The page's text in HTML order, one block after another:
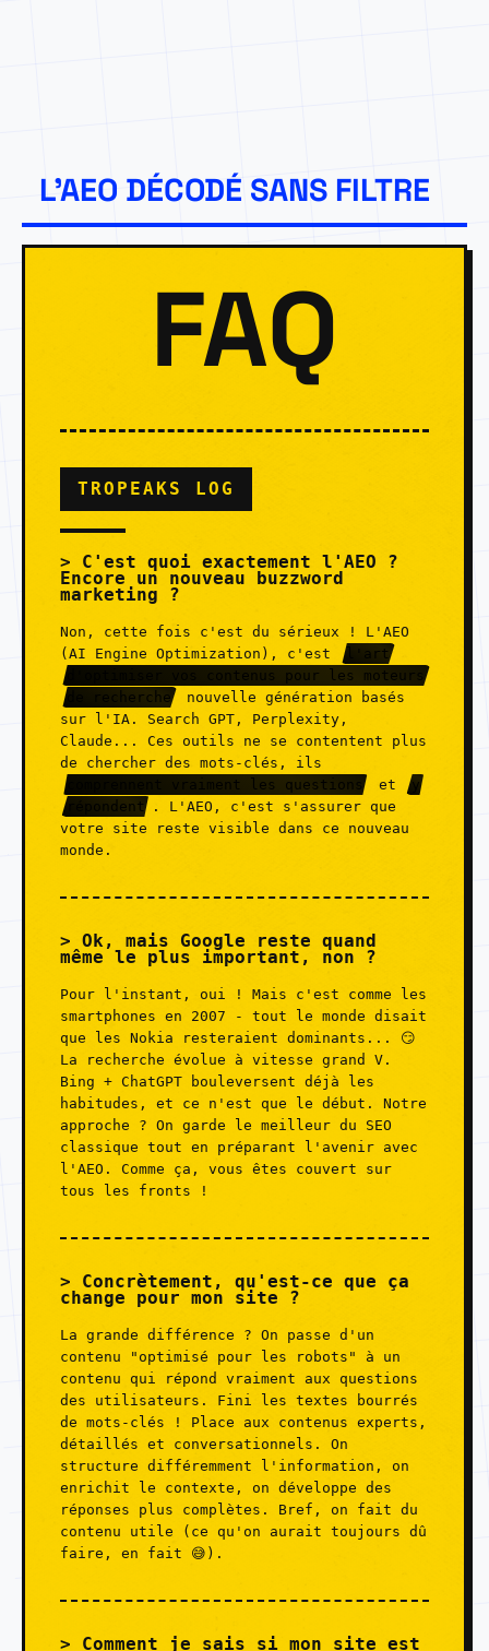
L'AEO DÉCODÉ SANS FILTRE
FAQ
TROPEAKS LOG
C'est quoi exactement l'AEO ?
Encore un nouveau buzzword
marketing ?
Non, cette fois c'est du sérieux ! L'AEO
(AI Engine Optimization), c'est
l'art
d'optimiser vos contenus pour les moteurs
de recherche
nouvelle génération basés
sur l'IA. Search GPT, Perplexity,
Claude... Ces outils ne se contentent plus
de chercher des mots-clés, ils
comprennent vraiment les questions
et
y
répondent
. L'AEO, c'est s'assurer que
votre site reste visible dans ce nouveau
monde.
Ok, mais Google reste quand
même le plus important, non ?
Pour l'instant, oui ! Mais c'est comme les
smartphones en 2007 - tout le monde disait
que les Nokia resteraient dominants... 😏
La recherche évolue à vitesse grand V.
Bing + ChatGPT bouleversent déjà les
habitudes, et ce n'est que le début. Notre
approche ? On garde le meilleur du SEO
classique tout en préparant l'avenir avec
l'AEO. Comme ça, vous êtes couvert sur
tous les fronts !
Concrètement, qu'est-ce que ça
change pour mon site ?
La grande différence ? On passe d'un
contenu "optimisé pour les robots" à un
contenu qui répond vraiment aux questions
des utilisateurs. Fini les textes bourrés
de mots-clés ! Place aux contenus experts,
détaillés et conversationnels. On
structure différemment l'information, on
enrichit le contexte, on développe des
réponses plus complètes. Bref, on fait du
contenu utile (ce qu'on aurait toujours dû
faire, en fait 😅).
Comment je sais si mon site est